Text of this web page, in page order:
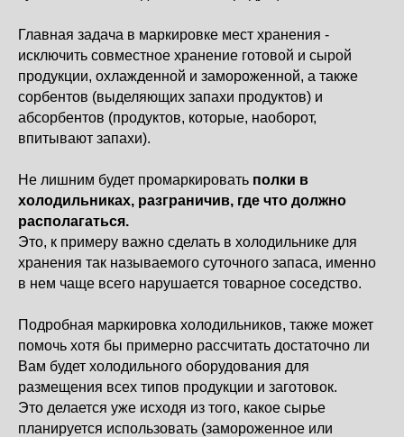
Главная задача в маркировке мест хранения -
исключить совместное хранение готовой и сырой
продукции, охлажденной и замороженной, а также
сорбентов (выделяющих запахи продуктов) и
абсорбентов (продуктов, которые, наоборот,
впитывают запахи).
Не лишним будет промаркировать полки в
холодильниках, разграничив, где что должно
располагаться.
Это, к примеру важно сделать в холодильнике для
хранения так называемого суточного запаса, именно
в нем чаще всего нарушается товарное соседство.
Подробная маркировка холодильников, также может
помочь хотя бы примерно рассчитать достаточно ли
Вам будет холодильного оборудования для
размещения всех типов продукции и заготовок.
Это делается уже исходя из того, какое сырье
планируется использовать (замороженное или